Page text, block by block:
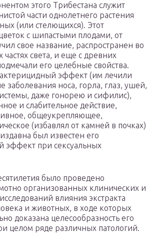
этого Трибестана служит
части однолетнего растения
(или стелющихся). Этот
с шипастыми плодами, от
свое название, распространен во
частях света, и еще с древних
его целебные свойства.
эффект (им лечили
заболевания носа, горла, глаз, ушей,
даже гонорею и сифилис),
и слабительное действие,
общеукрепляющее,
(избавлял от камней в почках)
был известен его
эффект при сексуальных
было проведено
организованных клинических и
влияния экстракта
и животных, в ходе которых
доказана целесообразность его
целом ряде различных патологий.